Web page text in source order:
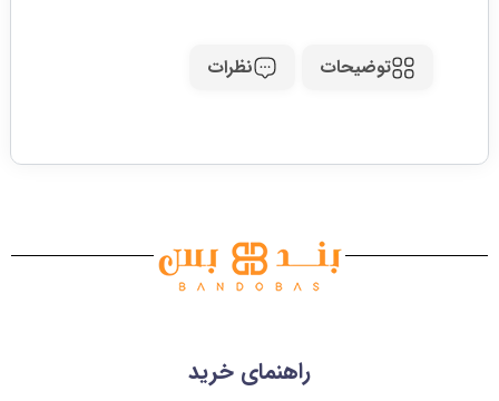
توضیحات نظرات
راهنمای خرید